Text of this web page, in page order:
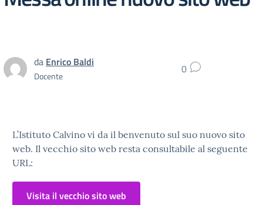
da Enrico Baldi
Docente 0
L’Istituto Calvino vi da il benvenuto sul suo nuovo sito
web. Il vecchio sito web resta consultabile al seguente
URL:
Visita il vecchio sito web